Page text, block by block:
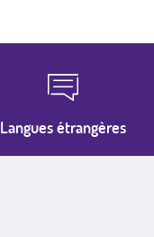
Langues étrangères